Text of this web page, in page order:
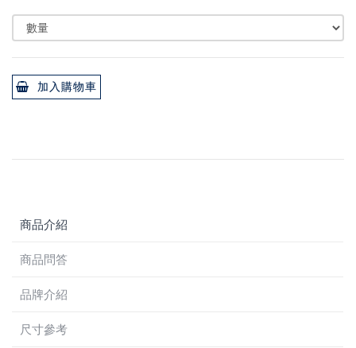
加入購物車
商品介紹
商品問答
品牌介紹
尺寸參考